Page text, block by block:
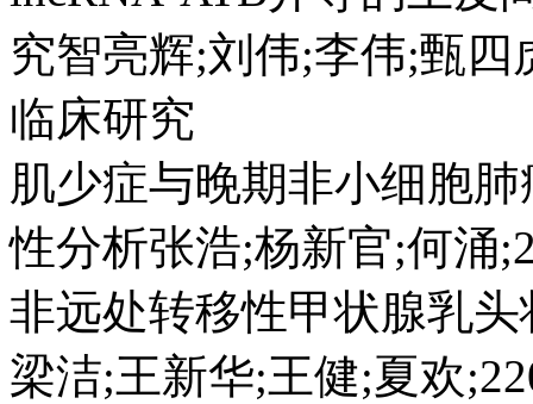
究智亮辉;刘伟;李伟;甄四
临床研究
肌少症与晚期非小细胞
性分析张浩;杨新官;何涌
非远处转移性甲状腺乳
梁洁;王新华;王健;夏欢